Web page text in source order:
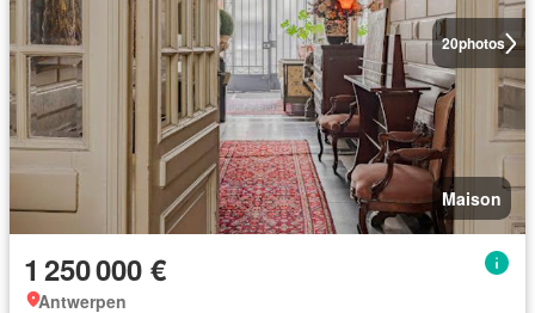
20photos
Maison
1 250 000 €
Antwerpen